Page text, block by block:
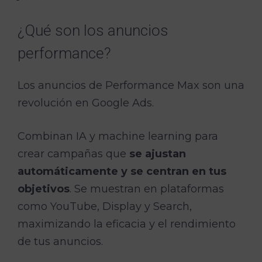
¿Qué son los anuncios
performance?
Los anuncios de Performance Max son una
revolución en Google Ads.
Combinan IA y machine learning para
crear campañas que se ajustan
automáticamente y se centran en tus
objetivos. Se muestran en plataformas
como YouTube, Display y Search,
maximizando la eficacia y el rendimiento
de tus anuncios.